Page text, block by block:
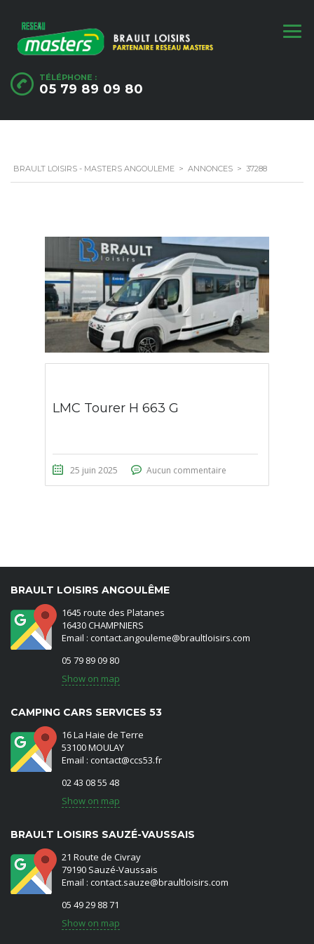
TÉLÉPHONE :
05 79 89 09 80
BRAULT LOISIRS - MASTERS ANGOULEME > ANNONCES > 37288
LMC Tourer H 663 G
25 juin 2025 Aucun commentaire
BRAULT LOISIRS ANGOULÊME
1645 route des Platanes
16430 CHAMPNIERS
Email : contact.angouleme@braultloisirs.com
05 79 89 09 80
Show on map
CAMPING CARS SERVICES 53
16 La Haie de Terre
53100 MOULAY
Email : contact@ccs53.fr
02 43 08 55 48
Show on map
BRAULT LOISIRS SAUZÉ-VAUSSAIS
21 Route de Civray
79190 Sauzé-Vaussais
Email : contact.sauze@braultloisirs.com
05 49 29 88 71
Show on map